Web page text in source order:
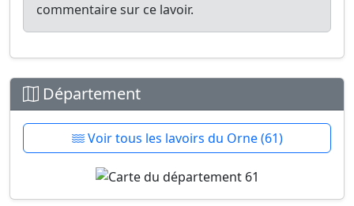
commentaire sur ce lavoir.
Département
Voir tous les lavoirs du Orne (61)